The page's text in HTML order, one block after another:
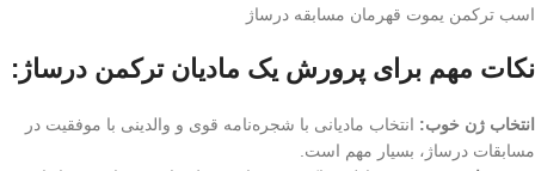
اسب ترکمن یموت قهرمان مسابقه درساژ
نکات مهم برای پرورش یک مادیان ترکمن درساژ:
انتخاب ژن خوب: انتخاب مادیانی با شجره‌نامه قوی و والدینی با موفقیت در
مسابقات درساژ، بسیار مهم است.